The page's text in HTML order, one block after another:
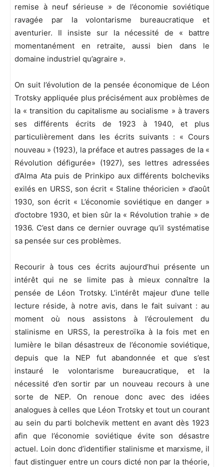
remise à neuf sérieuse » de l’économie soviétique
ravagée par la volontarisme bureaucratique et
aventurier. Il insiste sur la nécessité de « battre
momentanément en retraite, aussi bien dans le
domaine industriel qu’agraire ».
On suit l’évolution de la pensée économique de Léon
Trotsky appliquée plus précisément aux problèmes de
la « transition du capitalisme au socialisme » à travers
ses différents écrits de 1923 à 1940, et plus
particulièrement dans les écrits suivants : « Cours
nouveau » (1923), la préface et autres passages de la «
Révolution défigurée» (1927), ses lettres adressées
d’Alma Ata puis de Prinkipo aux différents bolcheviks
exilés en URSS, son écrit « Staline théoricien » d’août
1930, son écrit « L’économie soviétique en danger »
d’octobre 1930, et bien sûr la « Révolution trahie » de
1936. C’est dans ce dernier ouvrage qu’il systématise
sa pensée sur ces problèmes.
Recourir à tous ces écrits aujourd’hui présente un
intérêt qui ne se limite pas à mieux connaître la
pensée de Léon Trotsky. L’intérêt majeur d’une telle
lecture réside, à notre avis, dans le fait suivant : au
moment où nous assistons à l’écroulement du
stalinisme en URSS, la perestroïka à la fois met en
lumière le bilan désastreux de l’économie soviétique,
depuis que la NEP fut abandonnée et que s’est
instauré le volontarisme bureaucratique, et la
nécessité d’en sortir par un nouveau recours à une
sorte de NEP. On renoue donc avec des idées
analogues à celles que Léon Trotsky et tout un courant
au sein du parti bolchevik mettent en avant dès 1923
afin que l’économie soviétique évite son désastre
actuel. Loin donc d’identifier stalinisme et marxisme, il
faut distinguer entre un cours dicté non par la théorie,